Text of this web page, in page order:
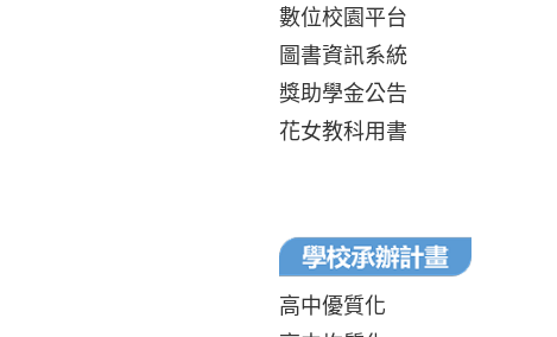
數位校園平台
圖書資訊系統
獎助學金公告
花女教科用書
高中優質化